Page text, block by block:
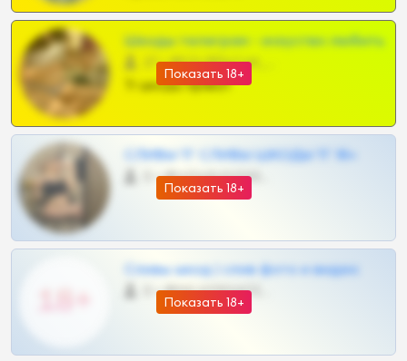
Показать 18+
Шкоды телеграм - искуство любить
27 •
Тг шкоды приват
Показать 18+
СЛИВЫ ТГ СЛИВЫ ШКОДЫ ТГ 18+
0 •
Показать 18+
Сливы шкод | слив фото и видео
0 •